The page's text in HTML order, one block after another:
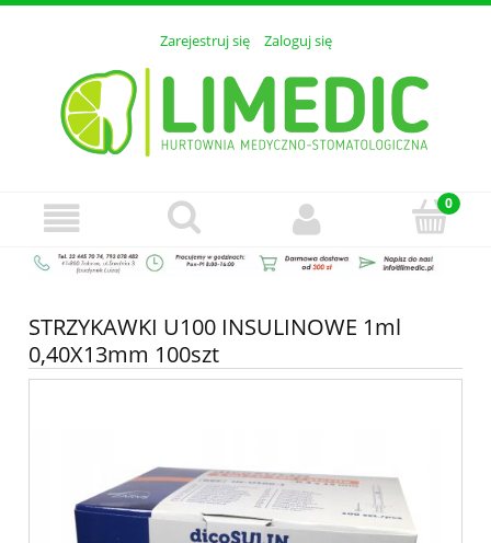
Zarejestruj się Zaloguj się
STRZYKAWKI U100 INSULINOWE 1ml
0,40X13mm 100szt